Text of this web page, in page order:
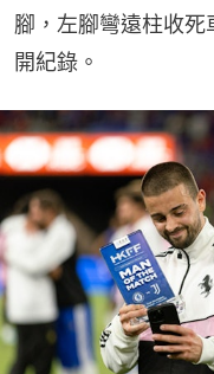
腳，左腳彎遠柱收
開紀錄。